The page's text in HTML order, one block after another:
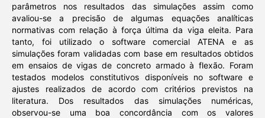
parâmetros nos resultados das simulações assim como
avaliou-se a precisão de algumas equações analíticas
normativas com relação à força última da viga eleita. Para
tanto, foi utilizado o software comercial ATENA e as
simulações foram validadas com base em resultados obtidos
em ensaios de vigas de concreto armado à flexão. Foram
testados modelos constitutivos disponíveis no software e
ajustes realizados de acordo com critérios previstos na
literatura. Dos resultados das simulações numéricas,
observou-se uma boa concordância com os valores